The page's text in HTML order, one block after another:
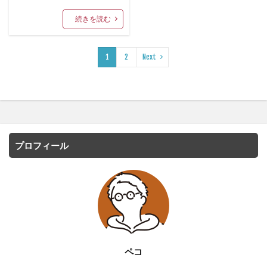
続きを読む
1 2 Next
プロフィール
ペコ